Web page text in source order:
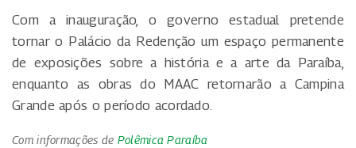
Com a inauguração, o governo estadual pretende
tornar o Palácio da Redenção um espaço permanente
de exposições sobre a história e a arte da Paraíba,
enquanto as obras do MAAC retornarão a Campina
Grande após o período acordado.
Com informações de Polêmica Paraíba